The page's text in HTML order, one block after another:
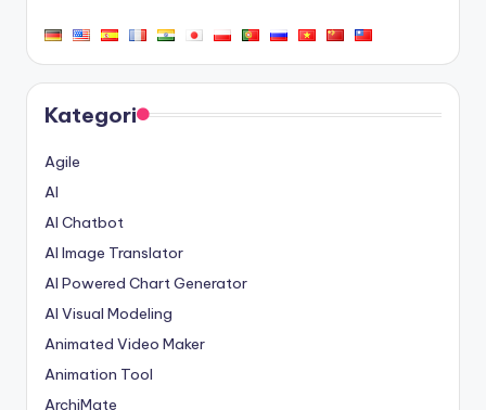
Kategori
Agile
AI
AI Chatbot
AI Image Translator
AI Powered Chart Generator
AI Visual Modeling
Animated Video Maker
Animation Tool
ArchiMate